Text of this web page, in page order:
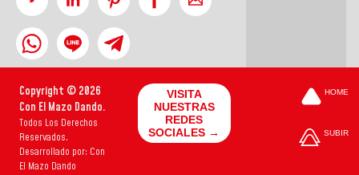
Copyright © 2026
Con El Mazo Dando.
Todos Los Derechos
Reservados.
Desarrollado por: Con
El Mazo Dando
VISITA
NUESTRAS
REDES
SOCIALES →
HOME
SUBIR